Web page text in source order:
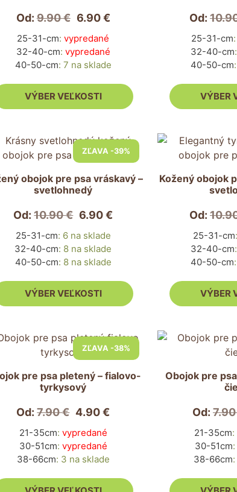
Od:9.90€ 6.90€
25-31-cm:vypredané
32-40-cm: vypredané
40-50-cm: 7 na sklade
VÝBER VEĽKOSTI
Od:
25-31-cm:
32-40-cm:
40-50-cm:
VÝBER
stránke
produktu.
ZĽAVA -39%
obojok pre psa vráskavý –
svetlohnedý
Od:10.90€ 6.90€
25-31-cm: 6 na sklade
32-40-cm: 8 na sklade
40-50-cm: 8 na sklade
VÝBER VEĽKOSTI
Kožený obojok
Od:
25-31-cm:
32-40-cm:
40-50-cm:
VÝBER
Tento
produkt
viacero
Možnosti
stránke
produktu.
ZĽAVA -38%
pre psa pletený – fialovo-
tyrkysový
Od:7.90€ 4.90€
21-35cm: vypredané
30-51cm: vypredané
38-66cm: 3 na sklade
Obojok pre
Od:
21-35cm:
30-51cm
38-66cm:
Tento
viacero
Možnosti
stránke